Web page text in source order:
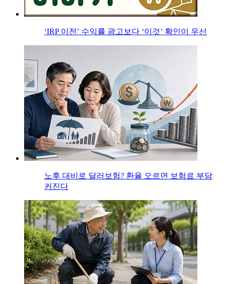
‘IRP 이전’ 수익률 광고보다 ‘이것’ 확인이 우선
노후 대비로 달러보험? 환율 오르면 보험료 부담
커진다